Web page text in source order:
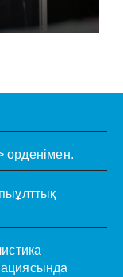
орденімен.